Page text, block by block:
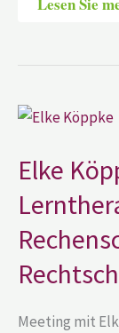
Elke
Meeting mit
Elke
Köppke
Online-
bei
und
Lese-
Schwäche